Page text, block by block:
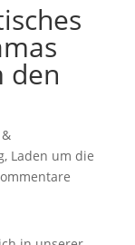
den
, Laden um die